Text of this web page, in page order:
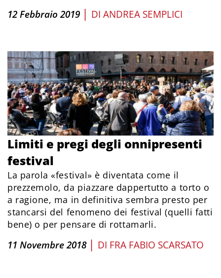
12 Febbraio 2019 | DI ANDREA SEMPLICI
Limiti e pregi degli onnipresenti
festival
La parola «festival» è diventata come il
prezzemolo, da piazzare dappertutto a torto o
a ragione, ma in definitiva sembra presto per
stancarsi del fenomeno dei festival (quelli fatti
bene) o per pensare di rottamarli.
11 Novembre 2018 | DI FRA FABIO SCARSATO